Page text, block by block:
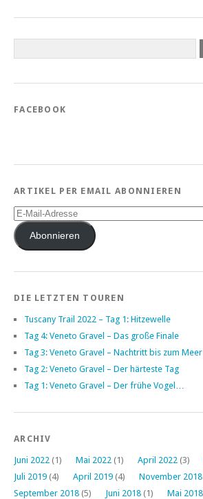
FACEBOOK
ARTIKEL PER EMAIL ABONNIEREN
E-
Mail-
AdresseAbonnieren
DIE LETZTEN TOUREN
Tuscany Trail 2022 – Tag 1: Hitzewelle
Tag 4: Veneto Gravel – Das große Finale
Tag 3: Veneto Gravel – Nachtritt bis zum Meer
Tag 2: Veneto Gravel – Der härteste Tag
Tag 1: Veneto Gravel – Der frühe Vogel…
ARCHIV
Juni 2022 (1) Mai 2022 (1) April 2022 (3)
Juli 2019 (4) April 2019 (4) November 2018
September 2018 (5) Juni 2018 (1) Mai 2018